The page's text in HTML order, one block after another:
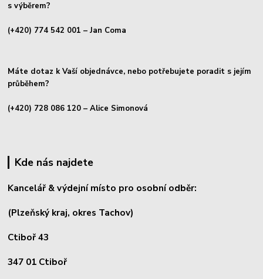
s výběrem?
(+420) 774 542 001 – Jan Coma
Máte dotaz k Vaší objednávce, nebo potřebujete poradit s jejím
průběhem?
(+420) 728 086 120 – Alice Simonová
Kde nás najdete
Kancelář & výdejní místo pro osobní odběr:
(Plzeňský kraj, okres Tachov)
Ctiboř 43
347 01 Ctiboř